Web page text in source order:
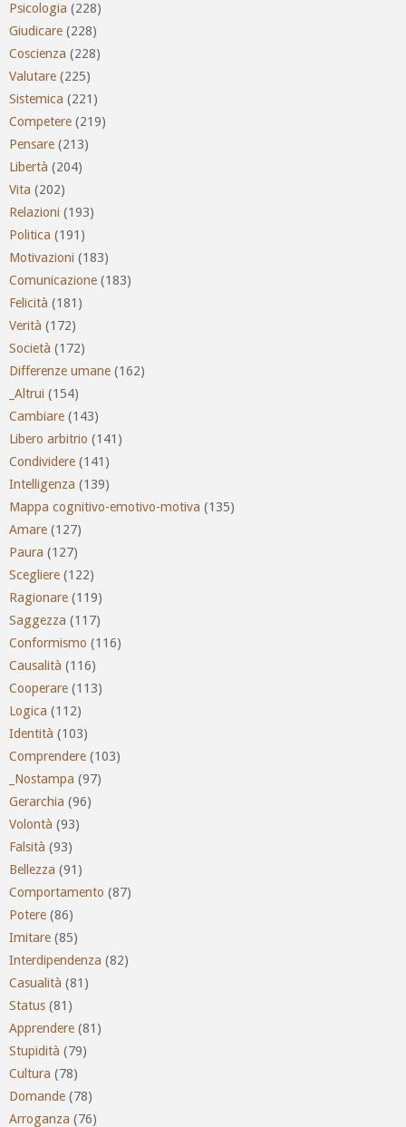
Psicologia (228)
Giudicare (228)
Coscienza (228)
Valutare (225)
Sistemica (221)
Competere (219)
Pensare (213)
Libertà (204)
Vita (202)
Relazioni (193)
Politica (191)
Motivazioni (183)
Comunicazione (183)
Felicità (181)
Verità (172)
Società (172)
Differenze umane (162)
_Altrui (154)
Cambiare (143)
Libero arbitrio (141)
Condividere (141)
Intelligenza (139)
Mappa cognitivo-emotivo-motiva (135)
Amare (127)
Paura (127)
Scegliere (122)
Ragionare (119)
Saggezza (117)
Conformismo (116)
Causalità (116)
Cooperare (113)
Logica (112)
Identità (103)
Comprendere (103)
_Nostampa (97)
Gerarchia (96)
Volontà (93)
Falsità (93)
Bellezza (91)
Comportamento (87)
Potere (86)
Imitare (85)
Interdipendenza (82)
Casualità (81)
Status (81)
Apprendere (81)
Stupidità (79)
Cultura (78)
Domande (78)
Arroganza (76)